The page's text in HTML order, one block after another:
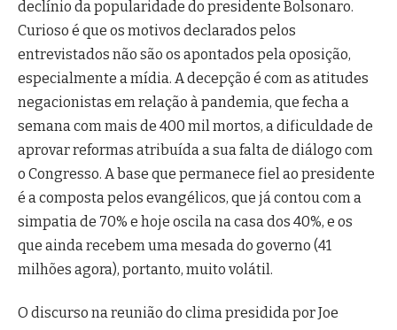
declínio da popularidade do presidente Bolsonaro.
Curioso é que os motivos declarados pelos
entrevistados não são os apontados pela oposição,
especialmente a mídia. A decepção é com as atitudes
negacionistas em relação à pandemia, que fecha a
semana com mais de 400 mil mortos, a dificuldade de
aprovar reformas atribuída a sua falta de diálogo com
o Congresso. A base que permanece fiel ao presidente
é a composta pelos evangélicos, que já contou com a
simpatia de 70% e hoje oscila na casa dos 40%, e os
que ainda recebem uma mesada do governo (41
milhões agora), portanto, muito volátil.
O discurso na reunião do clima presidida por Joe